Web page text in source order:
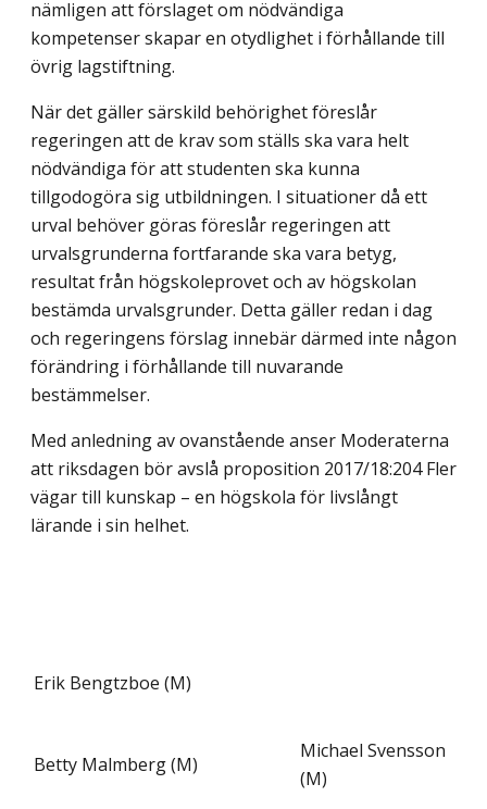
nämligen att förslaget om nödvändiga
kompetenser skapar en otydlighet i förhållande till
övrig lagstiftning.
När det gäller särskild behörighet föreslår
regeringen att de krav som ställs ska vara helt
nödvändiga för att studenten ska kunna
tillgodogöra sig utbildningen. I situationer då ett
urval behöver göras föreslår regeringen att
urvalsgrunderna fortfarande ska vara betyg,
resultat från högskoleprovet och av högskolan
bestämda urvalsgrunder. Detta gäller redan i dag
och regeringens förslag innebär därmed inte någon
förändring i förhållande till nuvarande
bestämmelser.
Med anledning av ovanstående anser Moderaterna
att riksdagen bör avslå proposition 2017/18:204 Fler
vägar till kunskap – en högskola för livslångt
lärande i sin helhet.
Erik Bengtzboe (M)
Betty Malmberg (M)
Michael Svensson
(M)